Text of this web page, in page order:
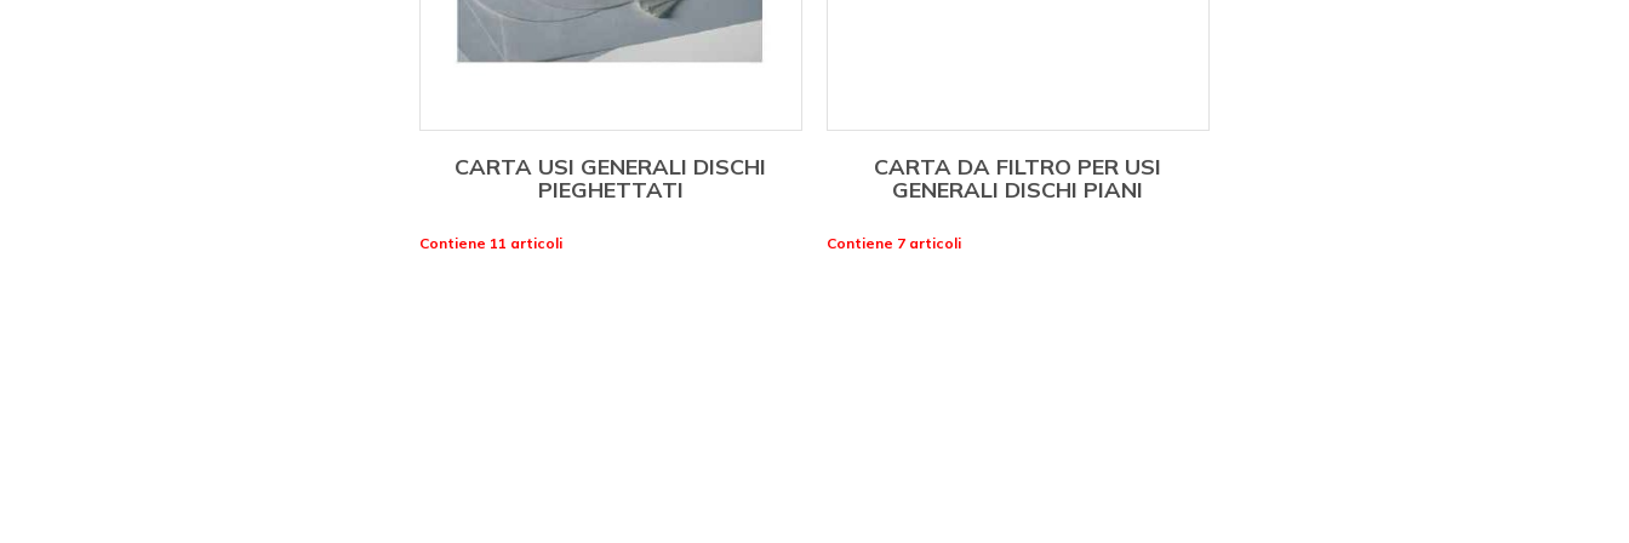
CARTA USI GENERALI DISCHI
PIEGHETTATI
Contiene 11 articoli
CARTA DA FILTRO PER USI
GENERALI DISCHI PIANI
Contiene 7 articoli